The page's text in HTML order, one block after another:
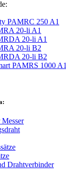
PAMRC 250 A1
20-li A1
20-li A1
20-li B2
20-li B2
PAMRS 1000 A1
Drahtverbinder